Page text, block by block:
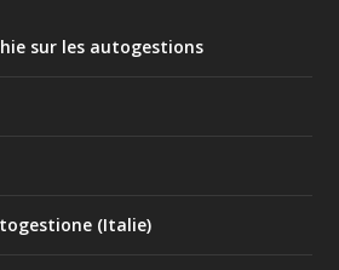
sur les autogestions
(Italie)